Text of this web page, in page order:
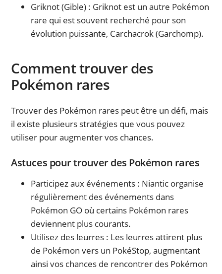
Griknot (Gible) : Griknot est un autre Pokémon
rare qui est souvent recherché pour son
évolution puissante, Carchacrok (Garchomp).
Comment trouver des
Pokémon rares
Trouver des Pokémon rares peut être un défi, mais
il existe plusieurs stratégies que vous pouvez
utiliser pour augmenter vos chances.
Astuces pour trouver des Pokémon rares
Participez aux événements : Niantic organise
régulièrement des événements dans
Pokémon GO où certains Pokémon rares
deviennent plus courants.
Utilisez des leurres : Les leurres attirent plus
de Pokémon vers un PokéStop, augmentant
ainsi vos chances de rencontrer des Pokémon